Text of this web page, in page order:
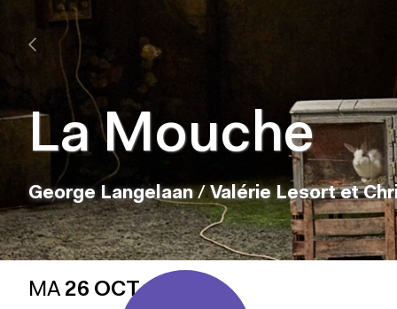
La Mouche
George Langelaan/Valérie Lesort et
MA 26 OCT